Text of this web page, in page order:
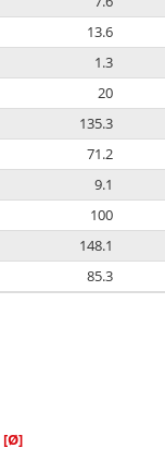
13.6
1.3
20
135.3
71.2
9.1
100
148.1
85.3
[Ø]